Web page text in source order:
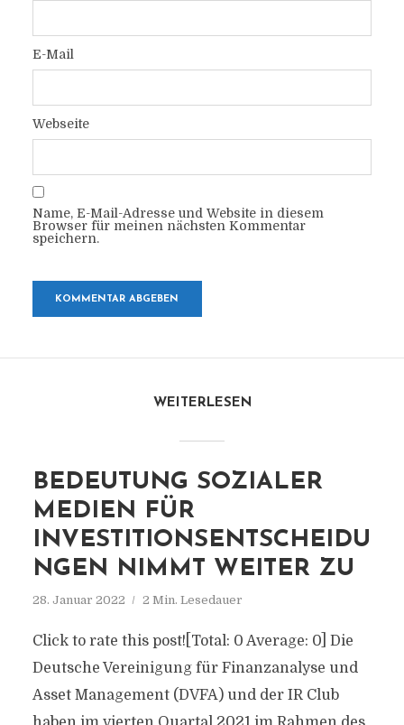
E-Mail
Webseite
Name, E-Mail-Adresse und Website in diesem
Browser für meinen nächsten Kommentar
speichern.
WEITERLESEN
BEDEUTUNG SOZIALER
MEDIEN FÜR
INVESTITIONSENTSCHEIDU
NGEN NIMMT WEITER ZU
28. Januar 2022 2 Min. Lesedauer
Click to rate this post![Total: 0 Average: 0] Die
Deutsche Vereinigung für Finanzanalyse und
Asset Management (DVFA) und der IR Club